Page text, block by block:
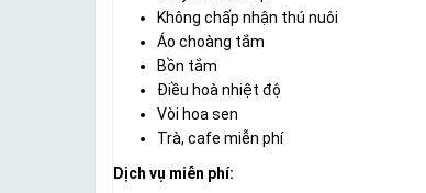
Không chấp nhận thú nuôi
Áo choàng tắm
Bồn tắm
Điều hoà nhiệt độ
Vòi hoa sen
Trà, cafe miễn phí
Dịch vụ miễn phí: